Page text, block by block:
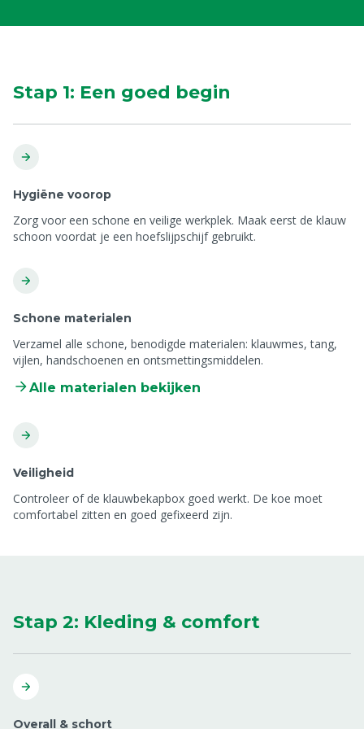
Stap 1: Een goed begin
Hygiëne voorop
Zorg voor een schone en veilige werkplek. Maak eerst de klauw
schoon voordat je een hoefslijpschijf gebruikt.
Schone materialen
Verzamel alle schone, benodigde materialen: klauwmes, tang,
vijlen, handschoenen en ontsmettingsmiddelen.
Alle materialen bekijken
Veiligheid
Controleer of de klauwbekapbox goed werkt. De koe moet
comfortabel zitten en goed gefixeerd zijn.
Stap 2: Kleding & comfort
Overall & schort